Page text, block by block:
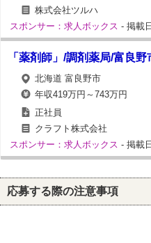
株式会社ツルハ
スポンサー：求人ボックス - 掲載
「薬剤師」/調剤薬局/富良
北海道 富良野市
年収419万円～743万円
正社員
クラフト株式会社
スポンサー：求人ボックス - 掲載
応募する際の注意事項